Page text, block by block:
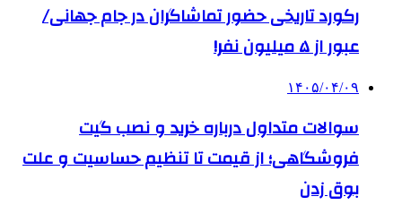
رکورد تاریخی حضور تماشاگران در جام جهانی/
عبور از ۵ میلیون نفر!
۱۴۰۵/۰۴/۰۹
سوالات متداول درباره خرید و نصب گیت
فروشگاهی؛ از قیمت تا تنظیم حساسیت و علت
بوق زدن